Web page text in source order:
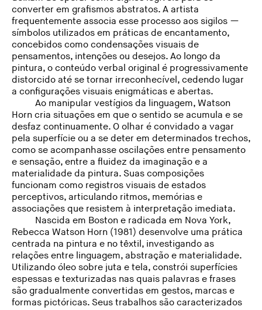
converter em grafismos abstratos. A artista
frequentemente associa esse processo aos sigilos —
símbolos utilizados em práticas de encantamento,
concebidos como condensações visuais de
pensamentos, intenções ou desejos. Ao longo da
pintura, o conteúdo verbal original é progressivamente
distorcido até se tornar irreconhecível, cedendo lugar
a configurações visuais enigmáticas e abertas.
Ao manipular vestígios da linguagem, Watson
Horn cria situações em que o sentido se acumula e se
desfaz continuamente. O olhar é convidado a vagar
pela superfície ou a se deter em determinados trechos,
como se acompanhasse oscilações entre pensamento
e sensação, entre a fluidez da imaginação e a
materialidade da pintura. Suas composições
funcionam como registros visuais de estados
perceptivos, articulando ritmos, memórias e
associações que resistem à interpretação imediata.
Nascida em Boston e radicada em Nova York,
Rebecca Watson Horn (1981) desenvolve uma prática
centrada na pintura e no têxtil, investigando as
relações entre linguagem, abstração e materialidade.
Utilizando óleo sobre juta e tela, constrói superfícies
espessas e texturizadas nas quais palavras e frases
são gradualmente convertidas em gestos, marcas e
formas pictóricas. Seus trabalhos são caracterizados